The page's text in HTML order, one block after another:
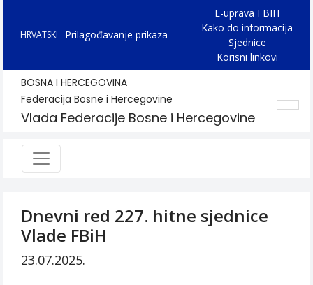
HRVATSKI Prilagođavanje prikaza
E-uprava FBIH
Kako do informacija
Sjednice
Korisni linkovi
BOSNA I HERCEGOVINA
Federacija Bosne i Hercegovine
Vlada Federacije Bosne i Hercegovine
Dnevni red 227. hitne sjednice
Vlade FBiH
23.07.2025.